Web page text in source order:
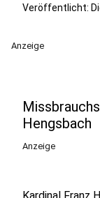
Veröffentlicht:
Anzeige
Hengsbach
Anzeige